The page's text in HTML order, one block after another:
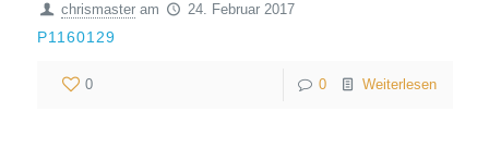
chrismaster am 24. Februar 2017
P1160129
0 0 Weiterlesen